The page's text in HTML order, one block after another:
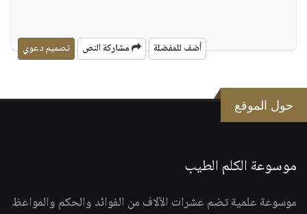
أضف للمفضلة مشاركة النص تصميم دعوي
حول الموقع
موسوعة الكلم الطيب
موسوعة علمية تضم عشرات الآلاف من الفوائد والحكم والمواعظ